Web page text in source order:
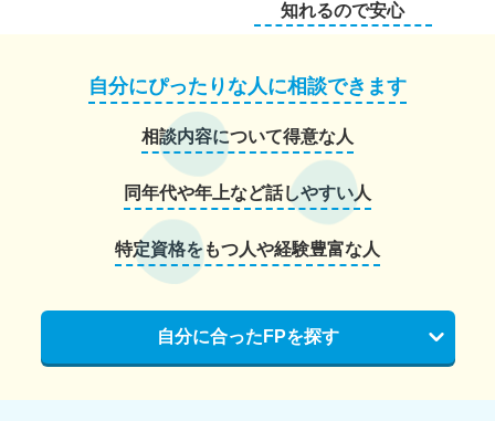
知れるので安心
自分にぴったりな人に相談できます
相談内容について得意な人
同年代や年上など話しやすい人
特定資格をもつ人や経験豊富な人
自分に合ったFPを探す